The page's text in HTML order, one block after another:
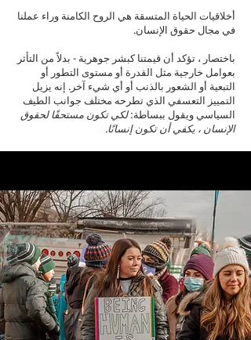
أخلاقيات الحياة المتسقة هي الروح الكامنة وراء عملنا
في مجال حقوق الإنسان.
باختصار ، تؤكد أن قيمتنا كبشر جوهرية - بدلاً من التأثر
بعوامل خارجية مثل القدرة أو مستوى التطور أو
التبعية أو الشعور بالذنب أو أي شيء آخر. إنه يزيل
التمييز التعسفي الذي تطرحه مختلف جوانب الطيف
السياسي ويقول ببساطة:لكي تكون مستحقًا لحقوق
الإنسان ، يكفي أن تكون إنسانًا.